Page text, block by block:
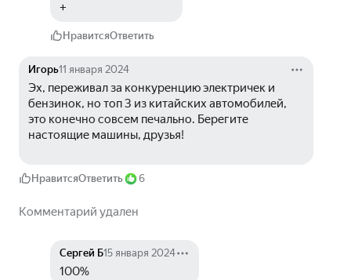
+
НравитсяОтветить
Игорь11 января 2024
Эх, переживал за конкуренцию электричек и
бензинок, но топ 3 из китайских автомобилей,
это конечно совсем печально. Берегите
настоящие машины, друзья!
НравитсяОтветить 6
Комментарий удален
Сергей Б15 января 2024
100%